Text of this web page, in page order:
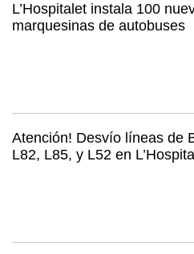
L’Hospitalet instala 100
marquesinas de autobuses
Atención! Desvío líneas de
L82, L85, y L52 en